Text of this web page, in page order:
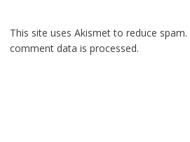
This site uses Akismet to reduce spam.
comment data is processed.